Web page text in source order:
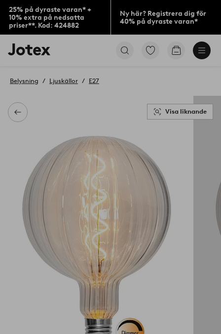
25% på dyraste varan* +
10% extra på nedsatta
priser**. Kod: 424882
Ny här? Registrera dig för
40% på dyraste varan*
Jotex
logotyp
till
Gå
Gå
Tillbaka
Belysning Ljuskällor E27
Visa liknande